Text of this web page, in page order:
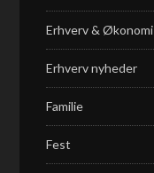
Erhverv & Økonomi
Erhverv nyheder
Familie
Fest